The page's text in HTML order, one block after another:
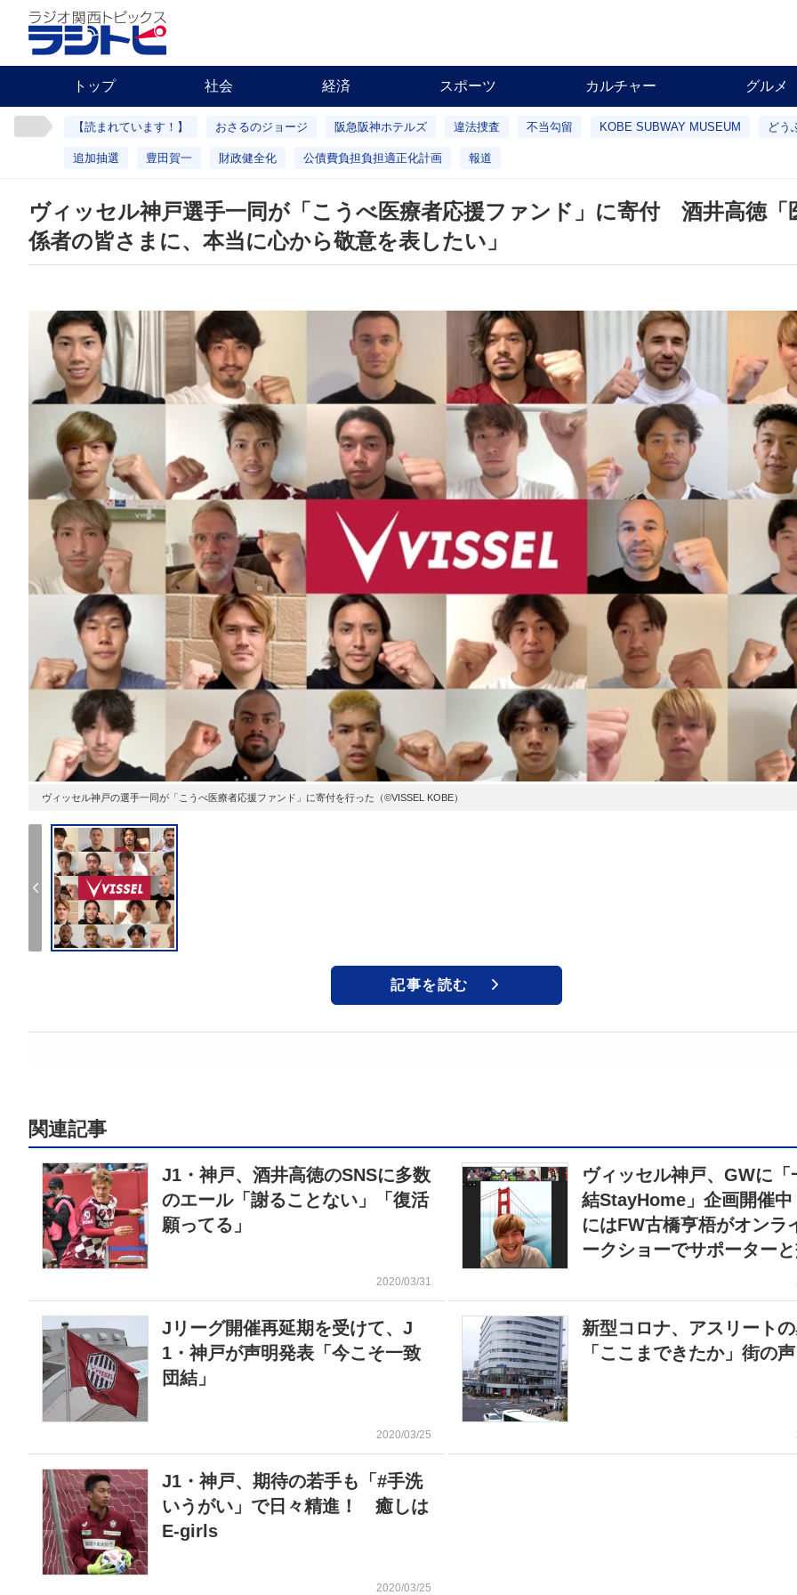
トップ 社会 経済 スポーツ カルチャー グルメ
【読まれています！】 おさるのジョージ 阪急阪神ホテルズ 違法捜査 不当勾留 KOBE SUBWAY MUSEUM どう
追加抽選 豊田賀一 財政健全化 公債費負担負担適正化計画 報道
ヴィッセル神戸選手一同が「こうべ医療者応援ファンド」に寄付 酒井高徳「
係者の皆さまに、本当に心から敬意を表したい」
ヴィッセル神戸の選手一同が「こうべ医療者応援ファンド」に寄付を行った（©VISSEL KOBE）
記事を読む
関連記事
J1・神戸、酒井高徳のSNSに多数
のエール「謝ることない」「復活
願ってる」
2020/03/31
ヴィッセル神戸、GWに「
結StayHome」企画開催
にはFW古橋亨梧がオンラ
ークショーでサポーター
Jリーグ開催再延期を受けて、J
1・神戸が声明発表「今こそ一致
団結」
2020/03/25
新型コロナ、アスリート
「ここまできたか」街の声
J1・神戸、期待の若手も「#手洗
いうがい」で日々精進！ 癒しは
E-girls
2020/03/25